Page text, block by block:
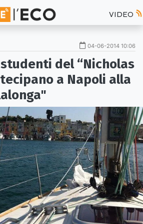
VIDEO
04-06-2014 10:06
del “Nicholas
a Napoli alla